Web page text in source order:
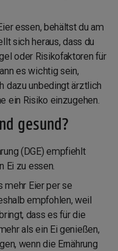
essen, behältst du am
sich heraus, dass du
oder Risikofaktoren für
es wichtig sein,
dazu unbedingt ärztlich
ein Risiko einzugehen.
gesund?
(DGE) empfiehlt
Ei zu essen.
mehr Eier per se
empfohlen, weil
dass es für die
als ein Ei genießen,
wenn die Ernährung